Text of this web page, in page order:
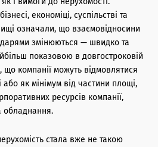
економіці, суспільстві та
означали, що взаємовідносини
змінюються — швидко та
показовою в довгостроковій
що компанії можуть відмовлятися
або як мінімум від частини площі,
ресурсів компанії,
обладнання.
стала вже не такою